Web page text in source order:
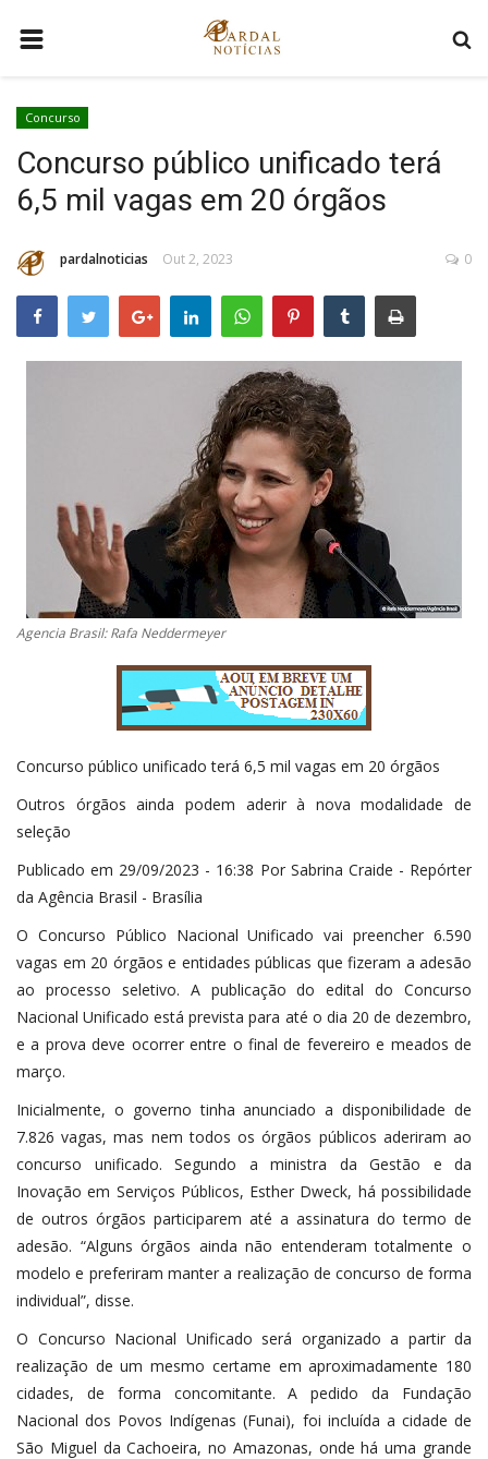
DISTRITO FEDERAL
BRASIL
MUNDO
VÍDEOS VIRAIS
COMO ANUNCIAR
QUEM SOMOS
Concurso
Concurso público unificado terá
6,5 mil vagas em 20 órgãos
pardalnoticias Out 2, 2023 0
Agencia Brasil: Rafa Neddermeyer
Concurso público unificado terá 6,5 mil vagas em 20 órgãos
Outros órgãos ainda podem aderir à nova modalidade de
seleção
Publicado em 29/09/2023 - 16:38 Por Sabrina Craide - Repórter
da Agência Brasil - Brasília
O Concurso Público Nacional Unificado vai preencher 6.590
vagas em 20 órgãos e entidades públicas que fizeram a adesão
ao processo seletivo. A publicação do edital do Concurso
Nacional Unificado está prevista para até o dia 20 de dezembro,
e a prova deve ocorrer entre o final de fevereiro e meados de
março.
Inicialmente, o governo tinha anunciado a disponibilidade de
7.826 vagas, mas nem todos os órgãos públicos aderiram ao
concurso unificado. Segundo a ministra da Gestão e da
Inovação em Serviços Públicos, Esther Dweck, há possibilidade
de outros órgãos participarem até a assinatura do termo de
adesão. “Alguns órgãos ainda não entenderam totalmente o
modelo e preferiram manter a realização de concurso de forma
individual”, disse.
O Concurso Nacional Unificado será organizado a partir da
realização de um mesmo certame em aproximadamente 180
cidades, de forma concomitante. A pedido da Fundação
Nacional dos Povos Indígenas (Funai), foi incluída a cidade de
São Miguel da Cachoeira, no Amazonas, onde há uma grande